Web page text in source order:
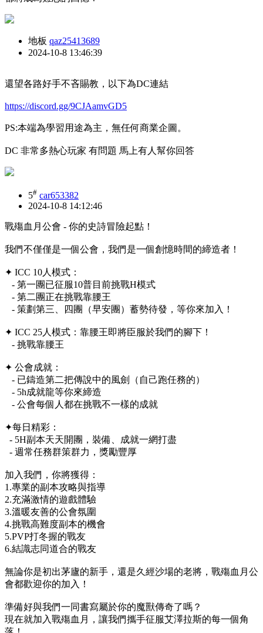
地板 qaz25413689
2024-10-8 13:46:39
還望各路好手不吝賜教，以下為DC連結
https://discord.gg/9CJAamvGD5
PS:本端為學習用途為主，無任何商業企圖。
DC 非常多熱心玩家 有問題 馬上有人幫你回答
5# car653382
2024-10-8 14:12:46
戰殤血月公會 - 你的史詩冒險起點！
我們不僅僅是一個公會，我們是一個創憶時間的締造者！
✦ ICC 10人模式：
- 第一團已征服10普目前挑戰H模式
- 第二團正在挑戰靠腰王
- 策劃第三、四團（早安團）蓄勢待發，等你來加入！
✦ ICC 25人模式：靠腰王即將臣服於我們的腳下！
- 挑戰靠腰王
✦ 公會成就：
- 已鑄造第二把傳說中的風劍（自己跑任務的）
- 5h成就龍等你來締造
- 公會每個人都在挑戰不一樣的成就
✦每日精彩：
- 5H副本天天開團，裝備、成就一網打盡
- 週常任務群策群力，獎勵豐厚
加入我們，你將獲得：
1.專業的副本攻略與指導
2.充滿激情的遊戲體驗
3.溫暖友善的公會氛圍
4.挑戰高難度副本的機會
5.PVP打冬握的戰友
6.結識志同道合的戰友
無論你是初出茅廬的新手，還是久經沙場的老將，戰殤血月公
會都歡迎你的加入！
準備好與我們一同書寫屬於你的魔獸傳奇了嗎？
現在就加入戰殤血月，讓我們攜手征服艾澤拉斯的每一個角